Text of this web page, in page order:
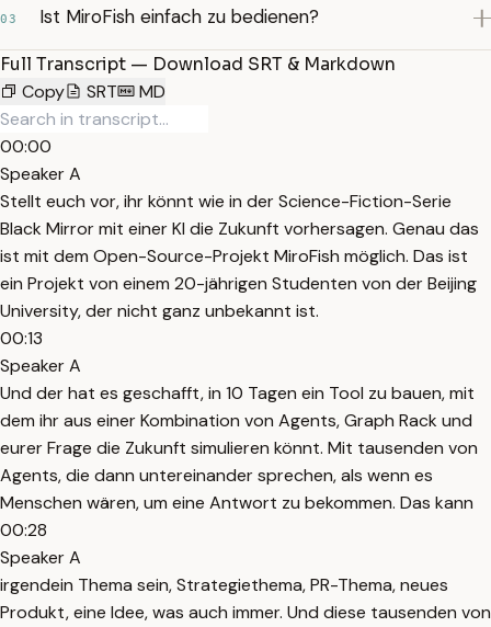
03 Ist MiroFish einfach zu bedienen?
Full Transcript — Download SRT & Markdown
Copy
SRT MD
00:00
Speaker A
Stellt euch vor, ihr könnt wie in der Science-Fiction-Serie
Black Mirror mit einer KI die Zukunft vorhersagen. Genau das
ist mit dem Open-Source-Projekt MiroFish möglich. Das ist
ein Projekt von einem 20-jährigen Studenten von der Beijing
University, der nicht ganz unbekannt ist.
00:13
Speaker A
Und der hat es geschafft, in 10 Tagen ein Tool zu bauen, mit
dem ihr aus einer Kombination von Agents, Graph Rack und
eurer Frage die Zukunft simulieren könnt. Mit tausenden von
Agents, die dann untereinander sprechen, als wenn es
Menschen wären, um eine Antwort zu bekommen. Das kann
00:28
Speaker A
irgendein Thema sein, Strategiethema, PR-Thema, neues
Produkt, eine Idee, was auch immer. Und diese tausenden von